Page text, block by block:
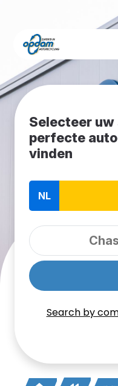
Selecteer uw
perfecte
vinden
NL
Search by